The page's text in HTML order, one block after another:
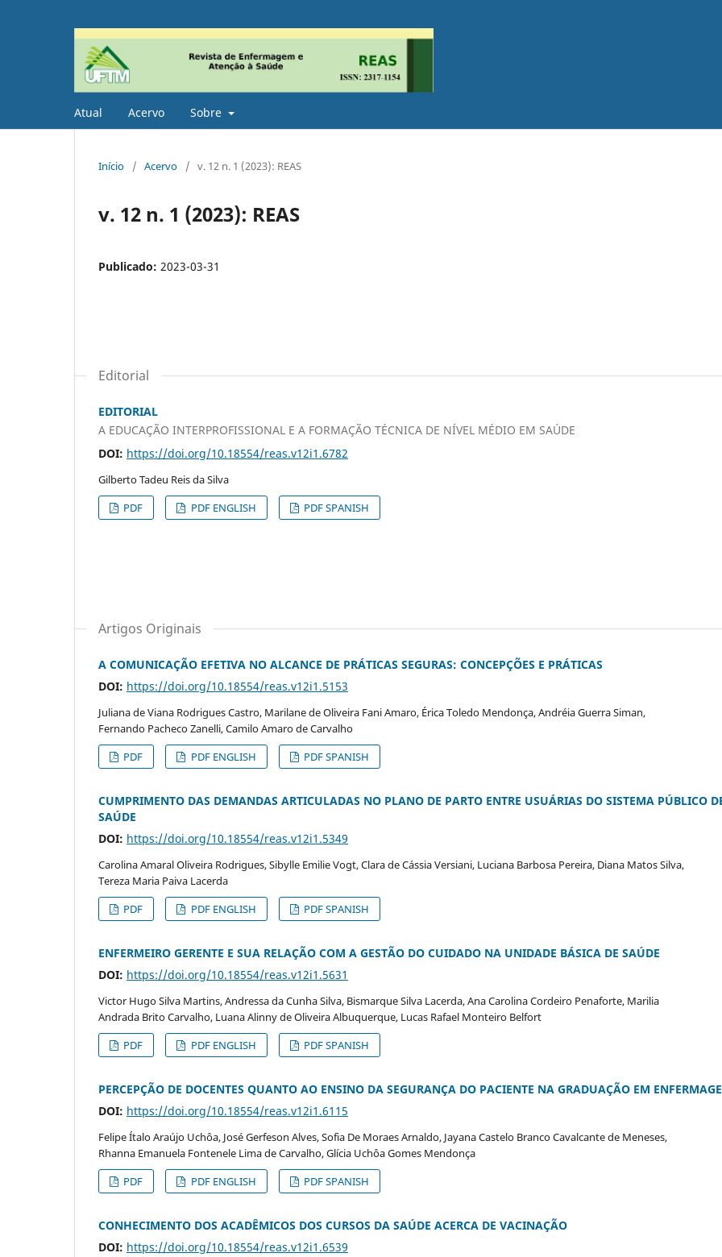
Atual Acervo Sobre
Início / Acervo / v. 12 n. 1 (2023): REAS
v. 12 n. 1 (2023): REAS
Publicado: 2023-03-31
Editorial
EDITORIAL
A EDUCAÇÃO INTERPROFISSIONAL E A FORMAÇÃO TÉCNICA DE NÍVEL MÉDIO EM SAÚDE
DOI: https://doi.org/10.18554/reas.v12i1.6782
Gilberto Tadeu Reis da Silva
PDF
PDF ENGLISH PDF SPANISH
Artigos Originais
A COMUNICAÇÃO EFETIVA NO ALCANCE DE PRÁTICAS SEGURAS: CONCEPÇÕES E PRÁTICAS
DOI: https://doi.org/10.18554/reas.v12i1.5153
Juliana de Viana Rodrigues Castro, Marilane de Oliveira Fani Amaro, Érica Toledo Mendonça, Andréia Guerra Siman,
Fernando Pacheco Zanelli, Camilo Amaro de Carvalho
PDF
PDF ENGLISH PDF SPANISH
CUMPRIMENTO DAS DEMANDAS ARTICULADAS NO PLANO DE PARTO ENTRE USUÁRIAS DO SISTEMA PÚBLICO
SAÚDE
DOI: https://doi.org/10.18554/reas.v12i1.5349
Carolina Amaral Oliveira Rodrigues, Sibylle Emilie Vogt, Clara de Cássia Versiani, Luciana Barbosa Pereira, Diana Matos Silva,
Tereza Maria Paiva Lacerda
PDF
PDF ENGLISH PDF SPANISH
ENFERMEIRO GERENTE E SUA RELAÇÃO COM A GESTÃO DO CUIDADO NA UNIDADE BÁSICA DE SAÚDE
DOI: https://doi.org/10.18554/reas.v12i1.5631
Victor Hugo Silva Martins, Andressa da Cunha Silva, Bismarque Silva Lacerda, Ana Carolina Cordeiro Penaforte, Marilia
Andrada Brito Carvalho, Luana Alinny de Oliveira Albuquerque, Lucas Rafael Monteiro Belfort
PDF
PDF ENGLISH PDF SPANISH
PERCEPÇÃO DE DOCENTES QUANTO AO ENSINO DA SEGURANÇA DO PACIENTE NA GRADUAÇÃO EM
DOI: https://doi.org/10.18554/reas.v12i1.6115
Felipe Ítalo Araújo Uchôa, José Gerfeson Alves, Sofia De Moraes Arnaldo, Jayana Castelo Branco Cavalcante de Meneses,
Rhanna Emanuela Fontenele Lima de Carvalho, Glícia Uchôa Gomes Mendonça
PDF
PDF ENGLISH PDF SPANISH
CONHECIMENTO DOS ACADÊMICOS DOS CURSOS DA SAÚDE ACERCA DE VACINAÇÃO
DOI: https://doi.org/10.18554/reas.v12i1.6539